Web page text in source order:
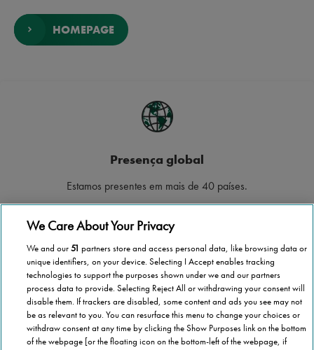
HOMEPAGE
Presença global
Estamos presentes em mais de 40 países.
Cobertura nacional
Cobrimos todo o território continental e Ilhas.
We Care About Your Privacy
We and our51 partners store and access personal data, like browsing data or
unique identifiers, on your device. Selecting I Accept enables tracking
technologies to support the purposes shown under we and our partners
process data to provide. Selecting Reject All or withdrawing your consent will
disable them. If trackers are disabled, some content and ads you see may not
be as relevant to you. You can resurface this menu to change your choices or
withdraw consent at any time by clicking the Show Purposes link on the bottom
of the webpage [or the floating icon on the bottom-left of the webpage, if